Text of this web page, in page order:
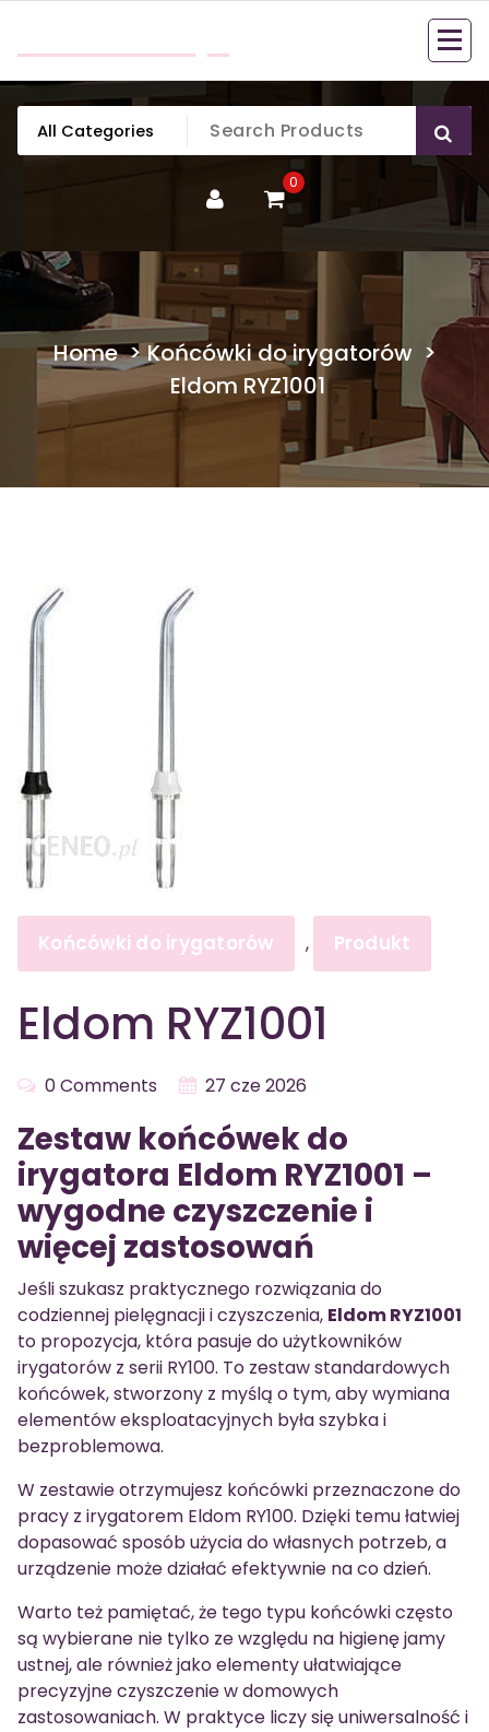
content
0
Home>Końcówki do irygatorów >
Eldom RYZ1001
Końcówki do irygatorów , Produkt
Eldom RYZ1001
0 Comments 27 cze 2026
Zestaw końcówek do
irygatora Eldom RYZ1001 –
wygodne czyszczenie i
więcej zastosowań
Jeśli szukasz praktycznego rozwiązania do
codziennej pielęgnacji i czyszczenia, Eldom RYZ1001
to propozycja, która pasuje do użytkowników
irygatorów z serii RY100. To zestaw standardowych
końcówek, stworzony z myślą o tym, aby wymiana
elementów eksploatacyjnych była szybka i
bezproblemowa.
W zestawie otrzymujesz końcówki przeznaczone do
pracy z irygatorem Eldom RY100. Dzięki temu łatwiej
dopasować sposób użycia do własnych potrzeb, a
urządzenie może działać efektywnie na co dzień.
Warto też pamiętać, że tego typu końcówki często
są wybierane nie tylko ze względu na higienę jamy
ustnej, ale również jako elementy ułatwiające
precyzyjne czyszczenie w domowych
zastosowaniach. W praktyce liczy się uniwersalność i